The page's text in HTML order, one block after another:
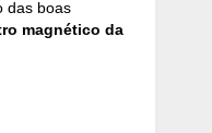
das boas
magnético da